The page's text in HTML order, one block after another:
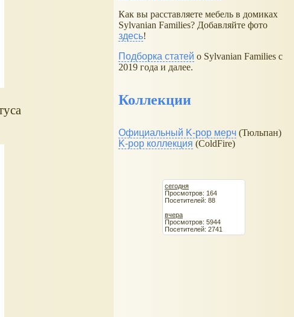
Как вы расставляете мебель в домиках
Sylvanian Families? Добавляйте фото
здесь!
Подборка статей о Sylvanian Families с
2019 года и далее.
Коллекции
Официальный K-pop мерч (Тюльпан)
K-pop коллекция (ColdFire)
сегодня
Просмотров: 164
Посетителей: 88
вчера
Просмотров: 5944
Посетителей: 2741